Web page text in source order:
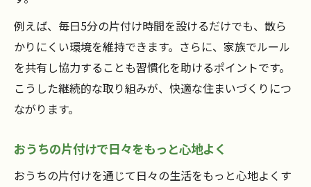
例えば、毎日5分の片付け時間を設けるだけでも、散ら
かりにくい環境を維持できます。さらに、家族でルール
を共有し協力することも習慣化を助けるポイントです。
こうした継続的な取り組みが、快適な住まいづくりにつ
ながります。
おうちの片付けで日々をもっと心地よく
おうちの片付けを通じて日々の生活をもっと心地よくす